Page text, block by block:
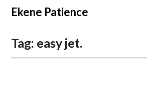
Overslaan
naar
Ekene Patience
Tag: easy jet.